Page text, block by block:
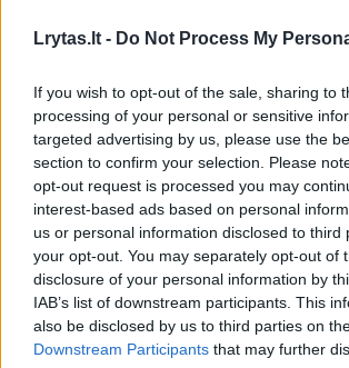
Lrytas.lt - Do Not Process My
If you wish to opt-out of the sale, sharing to
processing of your personal or sensitive
targeted advertising by us, please use the
section to confirm your selection. Please
opt-out request is processed you may
interest-based ads based on personal
us or personal information disclosed to third
your opt-out. You may separately opt-out of
disclosure of your personal information by
IAB’s list of downstream participants. This
also be disclosed by us to third parties on
Downstream Participants that may further